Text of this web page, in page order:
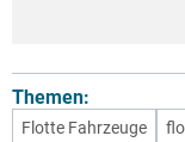
Themen:
Flotte Fahrzeuge